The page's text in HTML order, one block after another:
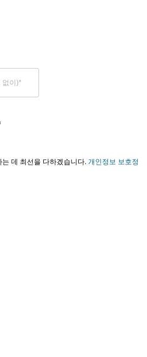
데 최선을 다하겠습니다.개인정보 보호정